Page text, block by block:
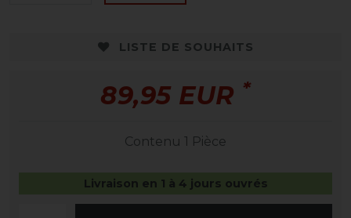
LISTE DE SOUHAITS
89,95 EUR *
Contenu 1 Pièce
Livraison en 1 à 4 jours ouvrés